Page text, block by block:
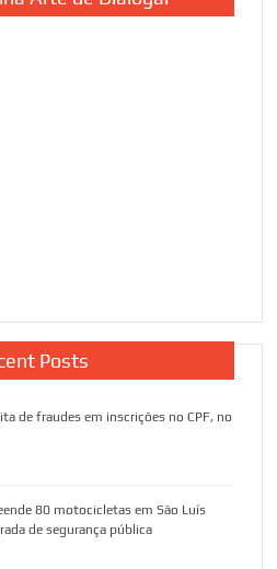
Posts
de fraudes em inscrições no CPF, no
80 motocicletas em São Luís
de segurança pública